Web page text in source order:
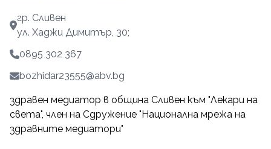
гр. Сливен
ул. Хаджи Димитър, 30;
0895 302 367
bozhidar23555@abv.bg
здравен медиатор в община Сливен към "Лекари на
света", член на Сдружение "Национална мрежа на
здравните медиатори"